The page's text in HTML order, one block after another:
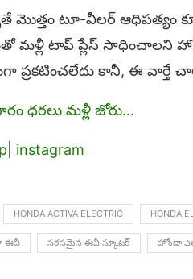
మొత్తం టూ-వీలర్ ఆధిపత్యం
మళ్లీ టాప్ ప్లేస్ సాధించాలని హోండా
ప్రకటించలేదు కానీ, ఈ వార్తే
ధరలు మళ్లీ జోరు…
instagram
HONDA ACTIVA ELECTRIC HONDA
ఈవీ సరసమైన ఈవీ స్కూటర్ హోండా